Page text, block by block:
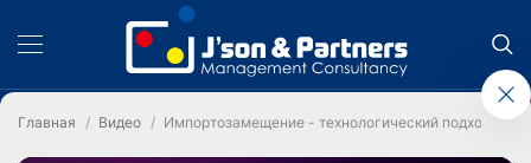
Главная Видео Импортозамещение - технологический подход